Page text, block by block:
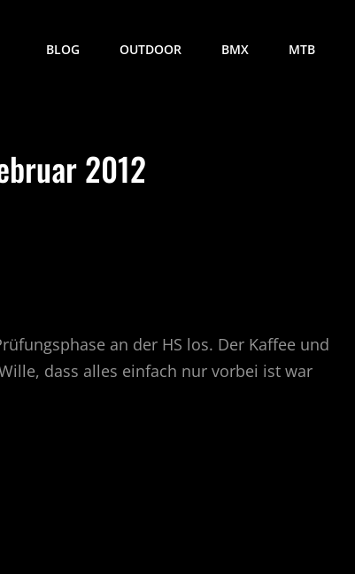
BLOG OUTDOOR BMX MTB
2012
an der HS los. Der Kaffee und
dass alles einfach nur vorbei ist war